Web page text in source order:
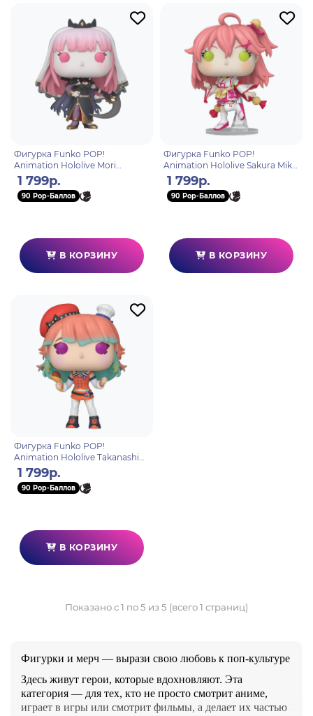
Фигурка Funko POP!
Animation Hololive Mori
Calliope (2292) 91852
1 799р.
90 Pop-Баллов
В КОРЗИНУ
Фигурка Funko POP!
Animation Hololive Sakura Miko
(2294) 91854
1 799р.
90 Pop-Баллов
В КОРЗИНУ
Фигурка Funko POP!
Animation Hololive Takanashi
Kiara (2293) 91853
1 799р.
90 Pop-Баллов
В КОРЗИНУ
Показано с 1 по 5 из 5 (всего 1 страниц)
Фигурки и мерч — вырази свою любовь к поп-культуре
Здесь живут герои, которые вдохновляют. Эта
категория — для тех, кто не просто смотрит аниме,
играет в игры или смотрит фильмы, а делает их частью